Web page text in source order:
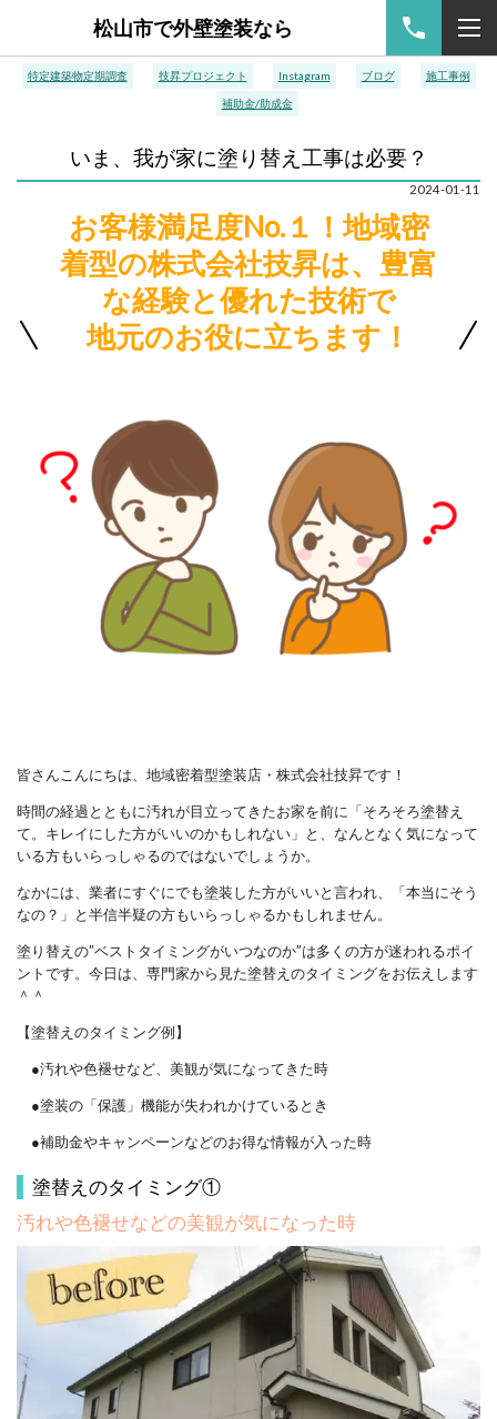
松山市で外壁塗装なら
特定建築物定期調査 技昇プロジェクト Instagram ブログ 施工事例
補助金/助成金
いま、我が家に塗り替え工事は必要？
2024-01-11
お客様満足度No.１！地域密
着型の株式会社技昇は、豊富
な経験と優れた技術で
地元のお役に立ちます！
皆さんこんにちは、地域密着型塗装店・株式会社技昇です！
時間の経過とともに汚れが目立ってきたお家を前に「そろそろ塗替え
て。キレイにした方がいいのかもしれない」と、なんとなく気になって
いる方もいらっしゃるのではないでしょうか。
なかには、業者にすぐにでも塗装した方がいいと言われ、「本当にそう
なの？」と半信半疑の方もいらっしゃるかもしれません。
塗り替えの”ベストタイミングがいつなのか”は多くの方が迷われるポイ
ントです。今日は、専門家から見た塗替えのタイミングをお伝えします
＾＾
【塗替えのタイミング例】
●汚れや色褪せなど、美観が気になってきた時
●塗装の「保護」機能が失われかけているとき
●補助金やキャンペーンなどのお得な情報が入った時
塗替えのタイミング①
汚れや色褪せなどの美観が気になった時